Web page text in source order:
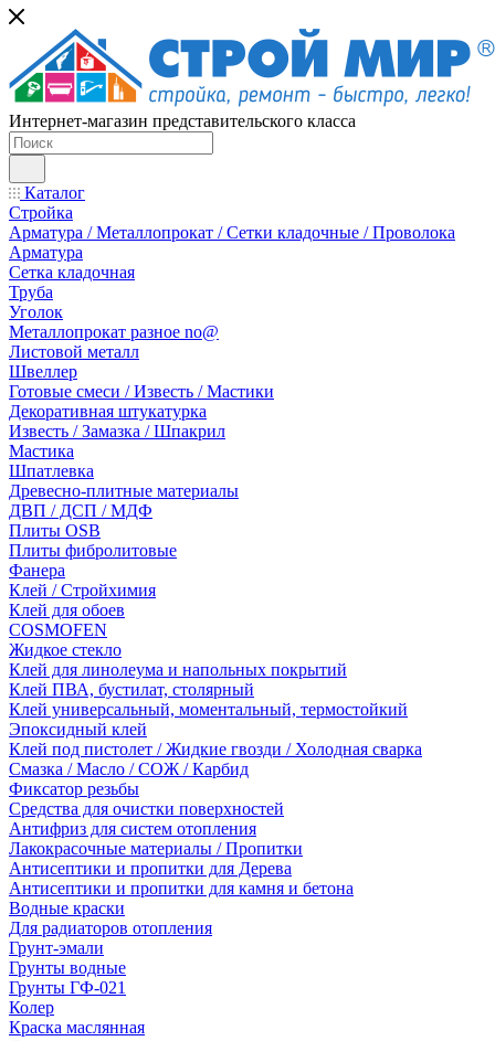
Интернет-магазин представительского класса
Каталог
Стройка
Арматура / Металлопрокат / Сетки кладочные / Проволока
Арматура
Сетка кладочная
Труба
Уголок
Металлопрокат разное no@
Листовой металл
Швеллер
Готовые смеси / Известь / Мастики
Декоративная штукатурка
Известь / Замазка / Шпакрил
Мастика
Шпатлевка
Древесно-плитные материалы
ДВП / ДСП / МДФ
Плиты OSB
Плиты фибролитовые
Фанера
Клей / Стройхимия
Клей для обоев
COSMOFEN
Жидкое стекло
Клей для линолеума и напольных покрытий
Клей ПВА, бустилат, столярный
Клей универсальный, моментальный, термостойкий
Эпоксидный клей
Клей под пистолет / Жидкие гвозди / Холодная сварка
Смазка / Масло / СОЖ / Карбид
Фиксатор резьбы
Средства для очистки поверхностей
Антифриз для систем отопления
Лакокрасочные материалы / Пропитки
Антисептики и пропитки для Дерева
Антисептики и пропитки для камня и бетона
Водные краски
Для радиаторов отопления
Грунт-эмали
Грунты водные
Грунты ГФ-021
Колер
Краска маслянная